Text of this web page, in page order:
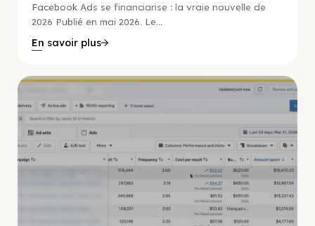
Facebook Ads se financiarise : la vraie nouvelle de
2026 Publié en mai 2026. Le...
En savoir plus